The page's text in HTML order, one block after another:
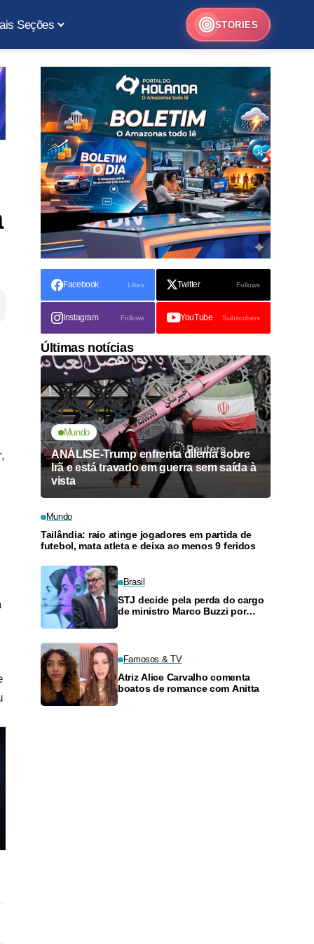
Seções STORIES
Facebook Likes Twitter Follows
Instagram Follows YouTube Subscribers
Últimas notícias
Mundo
ANÁLISE-Trump enfrenta dilema sobre
Irã e está travado em guerra sem saída à
vista
Mundo
Tailândia: raio atinge jogadores em partida de
futebol, mata atleta e deixa ao menos 9 feridos
Brasil
STJ decide pela perda do cargo
de ministro Marco Buzzi por
Famosos & TV
Atriz Alice Carvalho comenta
boatos de romance com Anitta